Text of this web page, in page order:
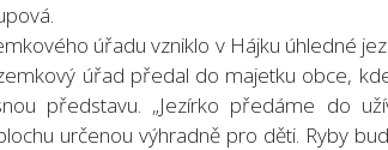
úřadu vzniklo v Hájku úhledné
úřad předal do majetku obce,
představu. „Jezírko předáme do
určenou výhradně pro děti. Ryby